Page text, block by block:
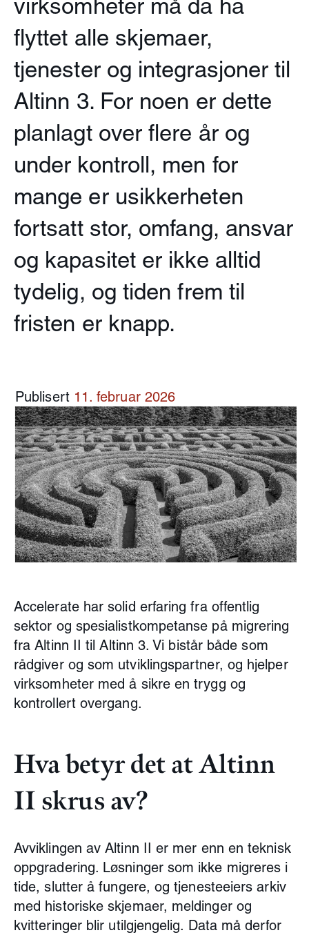
virksomheter må da ha
flyttet alle skjemaer,
tjenester og integrasjoner til
Altinn 3. For noen er dette
planlagt over flere år og
under kontroll, men for
mange er usikkerheten
fortsatt stor, omfang, ansvar
og kapasitet er ikke alltid
tydelig, og tiden frem til
fristen er knapp.
Publisert 11. februar 2026
Accelerate har solid erfaring fra offentlig
sektor og spesialistkompetanse på migrering
fra Altinn II til Altinn 3. Vi bistår både som
rådgiver og som utviklingspartner, og hjelper
virksomheter med å sikre en trygg og
kontrollert overgang.
Hva betyr det at Altinn
II skrus av?
Avviklingen av Altinn II er mer enn en teknisk
oppgradering. Løsninger som ikke migreres i
tide, slutter å fungere, og tjenesteeiers arkiv
med historiske skjemaer, meldinger og
kvitteringer blir utilgjengelig. Data må derfor